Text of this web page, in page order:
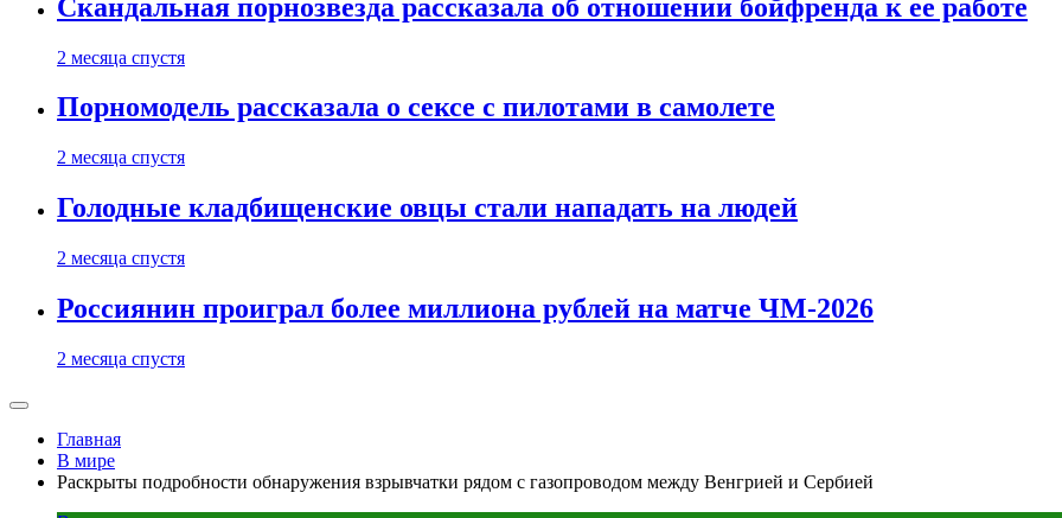
Скандальная порнозвезда рассказала об отношении бойфренда к ее работе
2 месяца спустя
Порномодель рассказала о сексе с пилотами в самолете
2 месяца спустя
Голодные кладбищенские овцы стали нападать на людей
2 месяца спустя
Россиянин проиграл более миллиона рублей на матче ЧМ-2026
2 месяца спустя
Главная
В мире
Раскрыты подробности обнаружения взрывчатки рядом с газопроводом между Венгрией и Сербией